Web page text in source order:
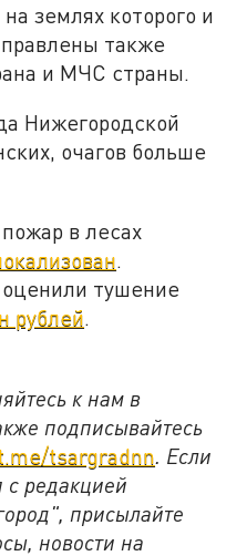
землях которого и
также
и МЧС страны.
Нижегородской
очагов больше
в лесах
.
тушение
рублей.
к нам в
подписывайтесь
tsargradnn. Если
с редакцией
присылайте
новости на